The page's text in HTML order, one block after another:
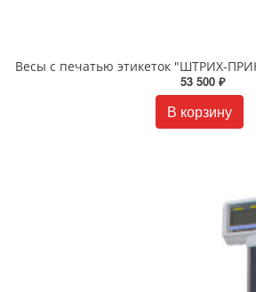
53 500 ₽
В корзину